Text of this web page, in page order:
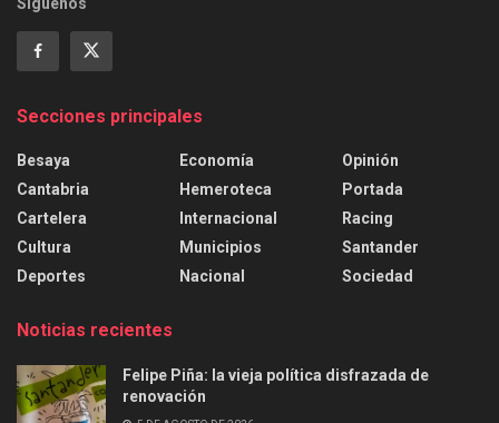
Síguenos
Secciones principales
Besaya
Cantabria
Cartelera
Cultura
Deportes
Economía
Hemeroteca
Internacional
Municipios
Nacional
Opinión
Portada
Racing
Santander
Sociedad
Noticias recientes
Felipe Piña: la vieja política disfrazada de
renovación